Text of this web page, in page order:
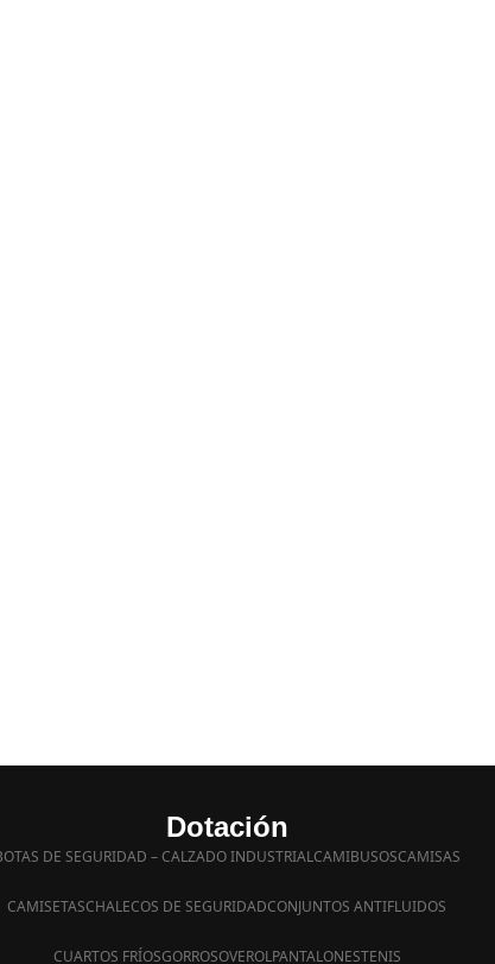
Dotación
DE SEGURIDAD – CALZADO INDUSTRIALCAMIBUSOSCAMISAS
CAMISETASCHALECOS DE SEGURIDADCONJUNTOS ANTIFLUIDOS
CUARTOS FRÍOSGORROSOVEROLPANTALONESTENIS